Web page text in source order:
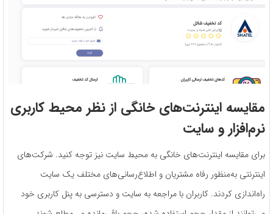
مقایسه اینترنت‌های خانگی از نظر محیط کاربری
نرم‌افزار و سایت
برای مقایسه اینترنت‌های خانگی به محیط سایت نیز توجه کنید. شرکت‌های
اینترنتی به‌منظور رفاه مشتریان و اطلاع‌رسانی‌های مختلف یک سایت
راه‌اندازی کردند. کاربران با مراجعه به سایت و دسترسی به پنل کاربری خود